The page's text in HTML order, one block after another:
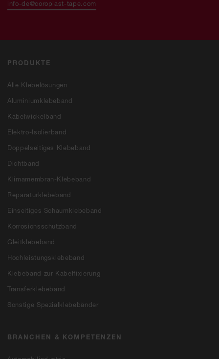
PRODUKTE
Alle Klebelösungen
Aluminiumklebeband
Kabelwickelband
Elektro-Isolierband
Doppelseitiges Klebeband
Dichtband
Klimamembran-Klebeband
Reparaturklebeband
Einseitiges Schaumklebeband
Korrosionsschutzband
Gleitklebeband
Hochleistungsklebeband
Klebeband zur Kabelfixierung
Transferklebeband
Sonstige Spezialklebebänder
BRANCHEN & KOMPETENZEN
info-de@coroplast-tape.com